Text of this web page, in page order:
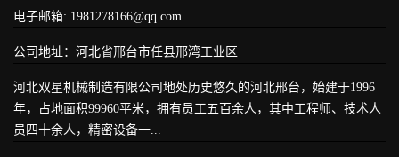
电子邮箱: 1981278166@qq.com
公司地址：河北省邢台市任县邢湾工业区
河北双星机械制造有限公司地处历史悠久的河北邢台，始建于1996
年，占地面积99960平米，拥有员工五百余人，其中工程师、技术人
员四十余人，精密设备一...